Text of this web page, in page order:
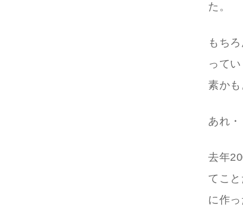
た。
もち
って
素かも
あれ・
去年
てこ
に作